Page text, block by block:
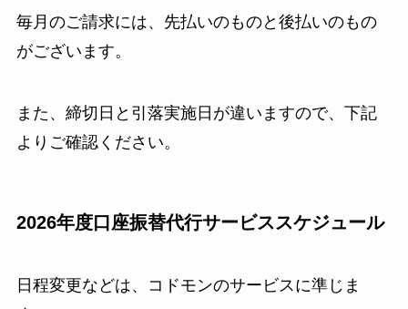
毎月のご請求には、先払いのものと後払いのもの
がございます。
また、締切日と引落実施日が違いますので、下記
よりご確認ください。
2026年度口座振替代行サービススケジュール
日程変更などは、コドモンのサービスに準じま